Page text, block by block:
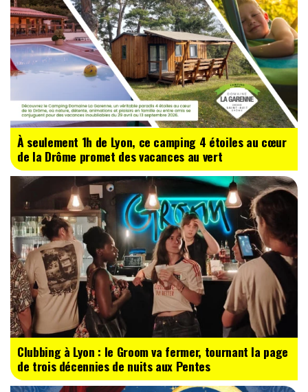
À seulement 1h de Lyon, ce camping 4 étoiles au cœur
de la Drôme promet des vacances au vert
Clubbing à Lyon : le Groom va fermer, tournant la page
de trois décennies de nuits aux Pentes